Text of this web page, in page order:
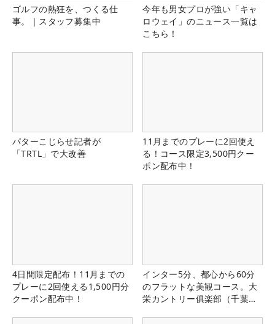
ゴルフの熱狂を、つくる仕
事。｜スタッフ募集中
今年も男女プロが強い「キャ
ロウェイ」のニュース一覧は
こちら！
パターこじらせ記者が
「TRTL」で大改善
11月までのプレーに2回使え
る！コース限定3,500円クー
ポン配布中！
4日間限定配布！11月までの
プレーに2回使える1,500円分
クーポン配布中！
インター5分、都心から60分
のフラットな美観コース。大
栄カントリー俱楽部（千葉